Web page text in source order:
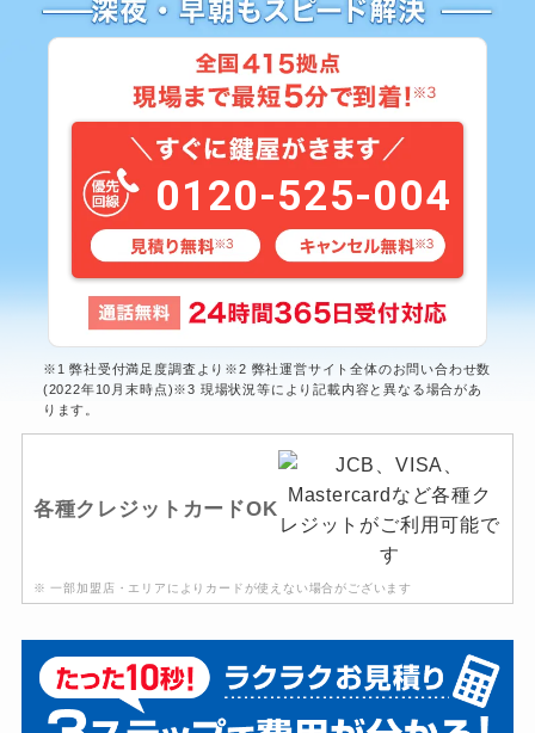
0120-525-004
※1 弊社受付満足度調査より※2 弊社運営サイト全体のお問い合わせ数
(2022年10月末時点)※3 現場状況等により記載内容と異なる場合があ
ります。
各種クレジットカードOK
※ 一部加盟店・エリアによりカードが使えない場合がございます